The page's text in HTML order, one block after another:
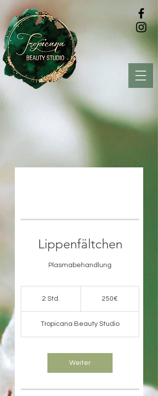
Lippenfältchen
Plasmabehandlung
2 Std.
d
.
250€
Tropicana Beauty Studio
Weiter